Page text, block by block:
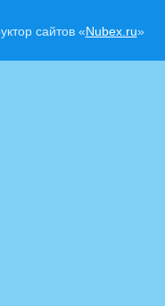
сайтов «Nubex.ru»